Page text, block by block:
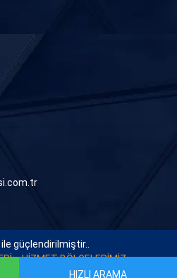
ile güçlendirilmiştir..
HİZMET BÖLGELERİMİZ
HIZLI ARAMA